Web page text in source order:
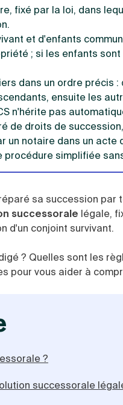
fixé par la loi, dans
et d'enfants
; si les enfants
dans un ordre précis
ensuite les
n'hérite pas
de droits de
un notaire dans un
simplifiée
sa succession
successorale légale,
d'un conjoint survivant.
? Quelles sont les
pour vous aider à
?
successorale